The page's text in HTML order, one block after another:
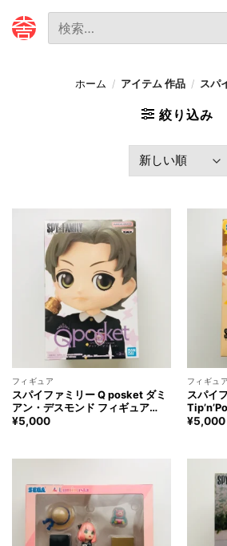
文
ホーム / アイテム 作品 / スパ
絞り込み
フィギュア
スパイファミリー Q posket ダミ
アン・デスモンド フィギュア
SPY×FAMILY Damian Desmond
¥5,000
フィギュア
スパイ
ミアム
¥5,000